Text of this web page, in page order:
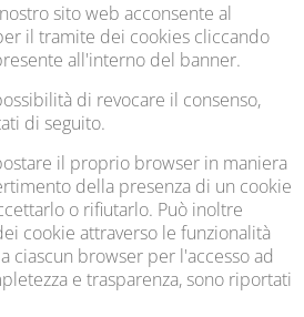
sito web acconsente al
il tramite dei cookies cliccando
all'interno del banner.
di revocare il consenso,
di seguito.
il proprio browser in maniera
della presenza di un cookie
o rifiutarlo. Può inoltre
cookie attraverso le funzionalità
ciascun browser per l'accesso ad
e trasparenza, sono riportati